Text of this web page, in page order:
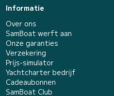
Informatie
Over ons
SamBoat werft aan
Onze garanties
Verzekering
Prijs-simulator
Yachtcharter bedrijf
Cadeaubonnen
SamBoat Club